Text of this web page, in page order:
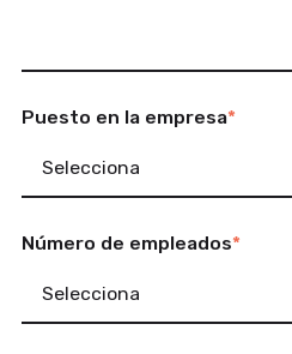
Puesto en la empresa*
Número de empleados*